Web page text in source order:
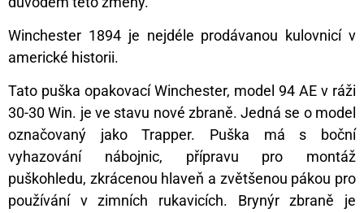
Winchester 1894 je nejdéle prodávanou kulovnicí v
americké historii.
Tato puška opakovací Winchester, model 94 AE v ráži
30-30 Win. je ve stavu nové zbraně. Jedná se o model
označovaný jako Trapper. Puška má s boční
vyhazování nábojnic, přípravu pro montáž
puškohledu, zkrácenou hlaveň a zvětšenou pákou pro
používání v zimních rukavicích. Brynýr zbraně je